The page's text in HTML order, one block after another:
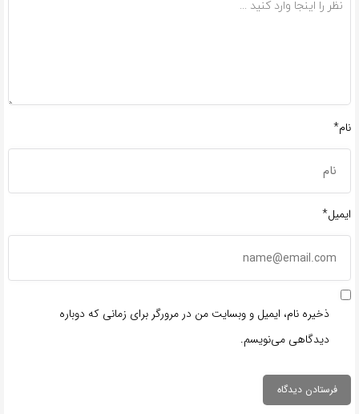
نام*
ایمیل*
ذخیره نام، ایمیل و وبسایت من در مرورگر برای زمانی که دوباره
دیدگاهی می‌نویسم.